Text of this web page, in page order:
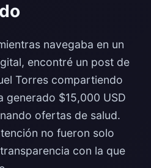
navegaba en un
encontré un post de
Torres compartiendo
generado $15,000 USD
ofertas de salud.
no fueron solo
con la que